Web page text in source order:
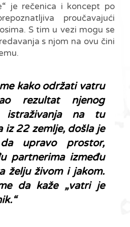
je rečenica i koncept po
proučavajući
S tim u vezi mogu se
s njom na ovu čini
kako održati vatru
rezultat njenog
istraživanja na tu
iz 22 zemlje, došla je
upravo prostor,
partnerima između
želju živom i jakom.
da kaže „vatri je